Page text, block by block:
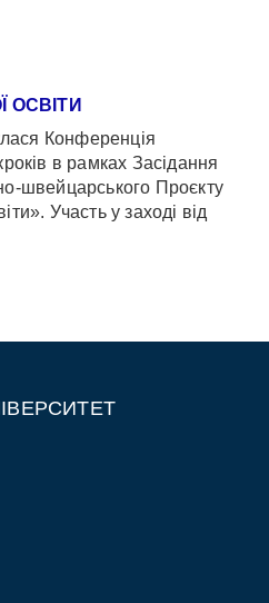
ОСВІТИ
Конференція
в рамках Засідання
швейцарського Проєкту
Участь у заході від